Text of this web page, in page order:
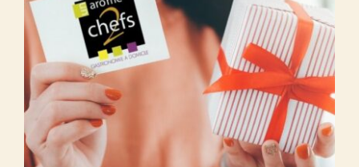
MONTANT À DÉFINIR DÉTAILS